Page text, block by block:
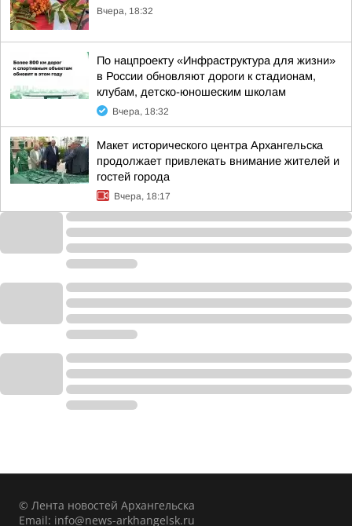
Вчера, 18:32
По нацпроекту «Инфраструктура для жизни»
в России обновляют дороги к стадионам,
клубам, детско-юношеским школам
Вчера, 18:32
Макет исторического центра Архангельска
продолжает привлекать внимание жителей и
гостей города
Вчера, 18:17
© Лента новостей Архангельска
Email: info@news-arkhangelsk.ru